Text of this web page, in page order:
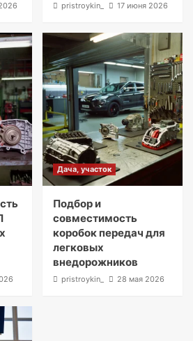
pristroykin_ 17 июня 2026
Дача, участок
Подбор и
совместимость
коробок передач для
легковых
внедорожников
pristroykin_ 28 мая 2026